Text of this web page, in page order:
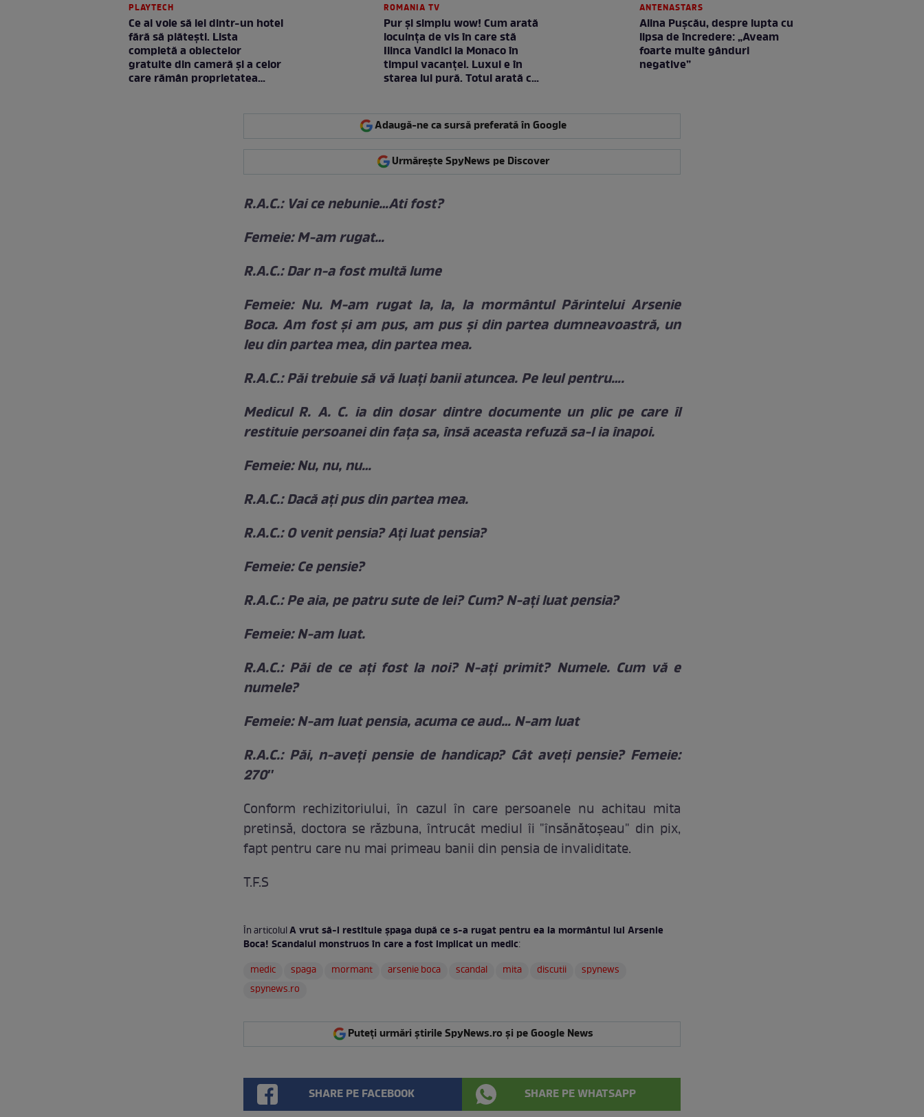
PLAYTECH
Ce ai voie să iei dintr-un hotel
fără să plătești. Lista
completă a obiectelor
gratuite din cameră și a celor
care rămân proprietatea
ROMANIA TV
Pur și simplu wow! Cum arată
locuința de vis în care stă
Ilinca Vandici la Monaco în
timpul vacanței. Luxul e în
starea lui pură. Totul arată ca
ANTENASTARS
Alina Pușcău, despre lupta cu
lipsa de încredere: „Aveam
foarte multe gânduri
negative”
Adaugă-ne ca sursă preferată în Google
Urmărește SpyNews pe Discover
R.A.C.: Vai ce nebunie…Ati fost?
Femeie: M-am rugat…
R.A.C.: Dar n-a fost multă lume
Femeie: Nu. M-am rugat la, la, la mormântul Părintelui Arsenie
Boca. Am fost și am pus, am pus și din partea dumneavoastră, un
leu din partea mea, din partea mea.
R.A.C.: Păi trebuie să vă luați banii atuncea. Pe leul pentru….
Medicul R. A. C. ia din dosar dintre documente un plic pe care îl
restituie persoanei din fața sa, însă aceasta refuză sa-l ia înapoi.
Femeie: Nu, nu, nu…
R.A.C.: Dacă ați pus din partea mea.
R.A.C.: O venit pensia? Ați luat pensia?
Femeie: Ce pensie?
R.A.C.: Pe aia, pe patru sute de lei? Cum? N-ați luat pensia?
Femeie: N-am luat.
R.A.C.: Păi de ce ați fost la noi? N-ați primit? Numele. Cum vă e
numele?
Femeie: N-am luat pensia, acuma ce aud… N-am luat
R.A.C.: Păi, n-aveți pensie de handicap? Cât aveți pensie? Femeie:
270″
Conform rechizitoriului, în cazul în care persoanele nu achitau mita
pretinsă, doctora se răzbuna, întrucât mediul îi "însănătoşeau" din pix,
fapt pentru care nu mai primeau banii din pensia de invaliditate.
T.F.S
În articolulA vrut să-i restituie şpaga după ce s-a rugat pentru ea la mormântul lui Arsenie
Boca! Scandalul monstruos în care a fost implicat un medic:
medic
spaga mormant arsenie boca scandal mita discutii
spynews
spynews.ro
Puteți urmări știrile SpyNews.ro și pe Google News
SHARE PE FACEBOOK SHARE PE WHATSAPP